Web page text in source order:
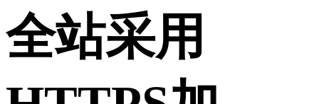
全站采用